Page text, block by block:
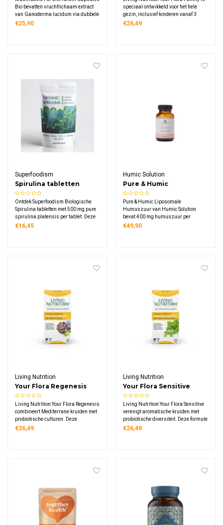
Bio bevatten vruchtlichaam extract
van Ganoderma lucidum via dubbele
extractie. Dit biologische supplement
€25,90
speciaal ontwikkeld voor het hele
gezin, inclusief kinderen vanaf 3
jaar. Deze formule combineert
€26,49
Superfoodism
Spirulina tabletten
500mg Bio
Ontdek Superfoodism Biologische
Spirulina tabletten met 500 mg pure
spirulina platensis per tablet. Deze
100% biologische microalg bevat
€16,45
Humic Solution
Pure & Humic
Liposomale Humuszuur
Pure & Humic Liposomale
Humuszuur van Humic Solution
bevat 400 mg humuszuur per
capsule, ingekapseld in liposomen
€49,90
Living Nutrition
Your Flora Regenesis
Gefermenteerde
Artisjok Cichorei Bio
Living Nutrition Your Flora Regenesis
combineert Mediterrane kruiden met
probiotische culturen. Deze
biologische formule bevat
€26,49
Living Nutrition
Your Flora Sensitive
Gefermenteerde
Pepermunt
Citroenmelisse Bio
Living Nutrition Your Flora Sensitive
verenigt aromatische kruiden met
probiotische diversiteit. Deze formule
combineert pepermunt en
€26,49